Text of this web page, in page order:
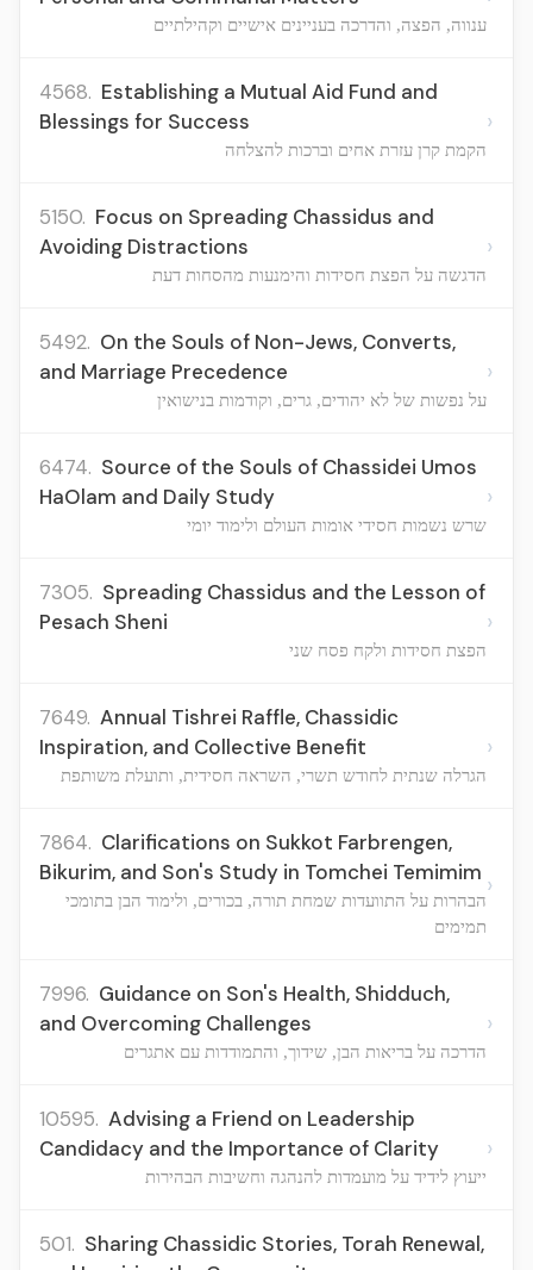
ענווה, הפצה, והדרכה בעניינים אישיים וקהילתיים
4568. Establishing a Mutual Aid Fund and
Blessings for Success
הקמת קרן עזרת אחים וברכות להצלחה
›
5150. Focus on Spreading Chassidus and
Avoiding Distractions
הדגשה על הפצת חסידות והימנעות מהסחות דעת
›
5492. On the Souls of Non-Jews, Converts,
and Marriage Precedence
על נפשות של לא יהודים, גרים, וקודמות בנישואין
›
6474. Source of the Souls of Chassidei Umos
HaOlam and Daily Study
שרש נשמות חסידי אומות העולם ולימוד יומי
›
7305. Spreading Chassidus and the Lesson of
Pesach Sheni
הפצת חסידות ולקח פסח שני
›
7649. Annual Tishrei Raffle, Chassidic
Inspiration, and Collective Benefit
הגרלה שנתית לחודש תשרי, השראה חסידית, ותועלת משותפת
›
7864. Clarifications on Sukkot Farbrengen,
Bikurim, and Son's Study in Tomchei Temimim
הבהרות על התוועדות שמחת תורה, בכורים, ולימוד הבן בתומכי
תמימים
›
7996. Guidance on Son's Health, Shidduch,
and Overcoming Challenges
הדרכה על בריאות הבן, שידוך, והתמודדות עם אתגרים
›
10595. Advising a Friend on Leadership
Candidacy and the Importance of Clarity
ייעוץ לידיד על מועמדות להנהגה וחשיבות הבהירות
›
501. Sharing Chassidic Stories, Torah Renewal,